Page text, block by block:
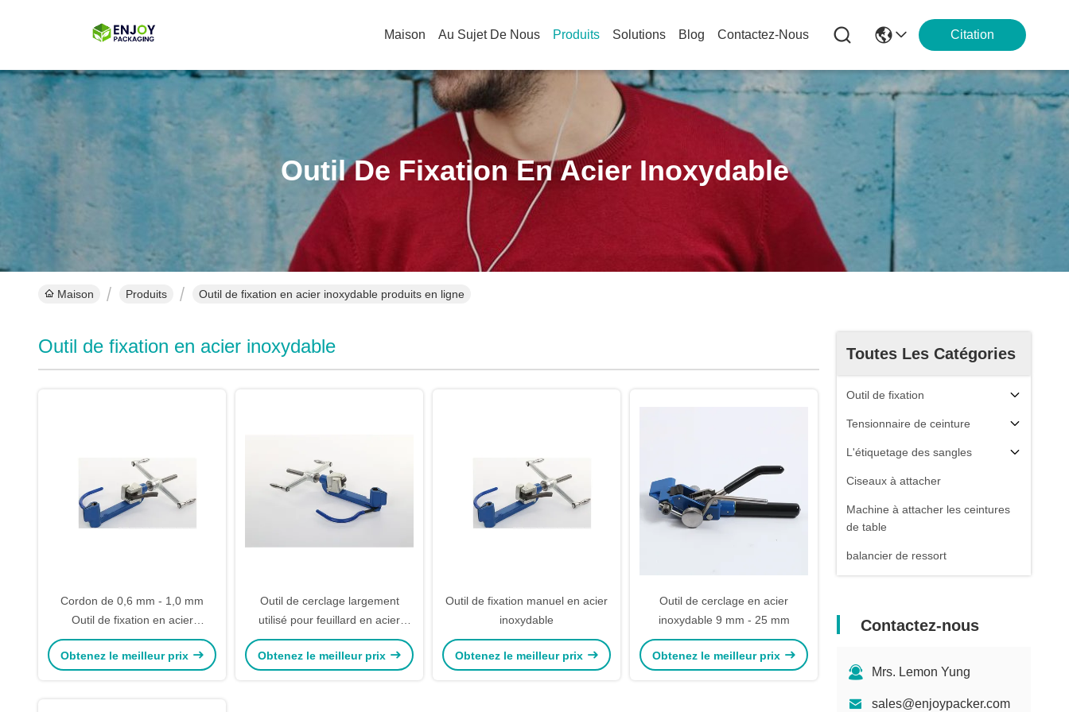
Maison Au Sujet De Nous Produits Solutions Blog Contactez-Nous Citation
Outil De Fixation En Acier Inoxydable
Maison Produits Outil de fixation en acier inoxydable produits en ligne
Toutes Les Catégories
Outil de fixation
Tensionnaire de ceinture
L'étiquetage des sangles
Ciseaux à attacher
Machine à attacher les ceintures
de table
balancier de ressort
Contactez-nous
Mrs. Lemon Yung
sales@enjoypacker.com
Outil de fixation en acier inoxydable
Cordon de 0,6 mm - 1,0 mm
Outil de fixation en acier
inoxydable Machine de fixation à
main avec spirale
Obtenez le meilleur prix
Outil de cerclage largement
utilisé pour feuillard en acier
inoxydable 9-25mm
Obtenez le meilleur prix
Outil de fixation manuel en acier
inoxydable
Obtenez le meilleur prix
Outil de cerclage en acier
inoxydable 9 mm - 25 mm
Obtenez le meilleur prix